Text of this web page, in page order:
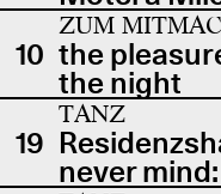
10
ZUM
the
the night
19
TANZ
never